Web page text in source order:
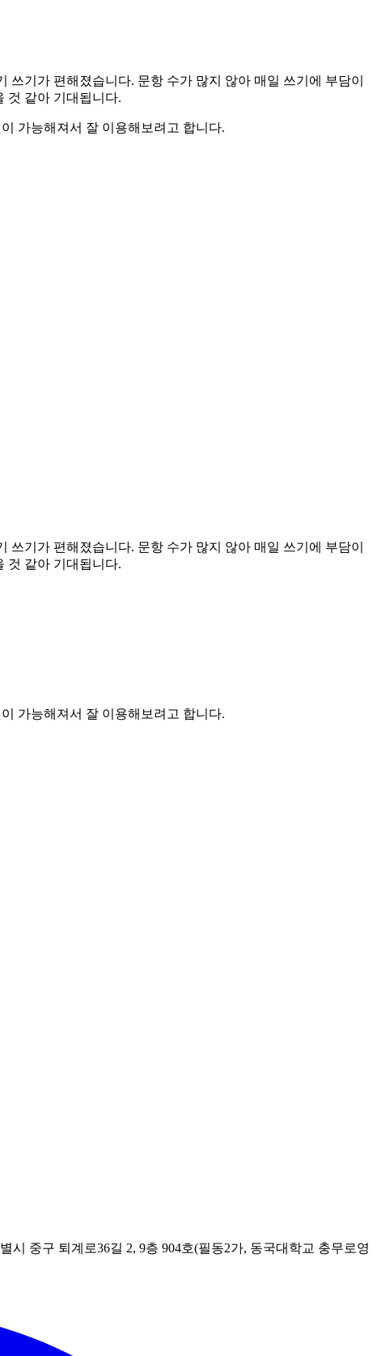
기가 편해졌습니다. 문항 수가 많지 않아 매일 쓰기에 부담이
것 같아 기대됩니다.
가능해져서 잘 이용해보려고 합니다.
기가 편해졌습니다. 문항 수가 많지 않아 매일 쓰기에 부담이
것 같아 기대됩니다.
가능해져서 잘 이용해보려고 합니다.
시 중구 퇴계로36길 2, 9층 904호(필동2가, 동국대학교 충무로영